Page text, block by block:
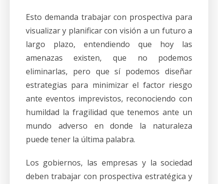
Esto demanda trabajar con prospectiva para
visualizar y planificar con visión a un futuro a
largo plazo, entendiendo que hoy las
amenazas existen, que no podemos
eliminarlas, pero que sí podemos diseñar
estrategias para minimizar el factor riesgo
ante eventos imprevistos, reconociendo con
humildad la fragilidad que tenemos ante un
mundo adverso en donde la naturaleza
puede tener la última palabra.
Los gobiernos, las empresas y la sociedad
deben trabajar con prospectiva estratégica y